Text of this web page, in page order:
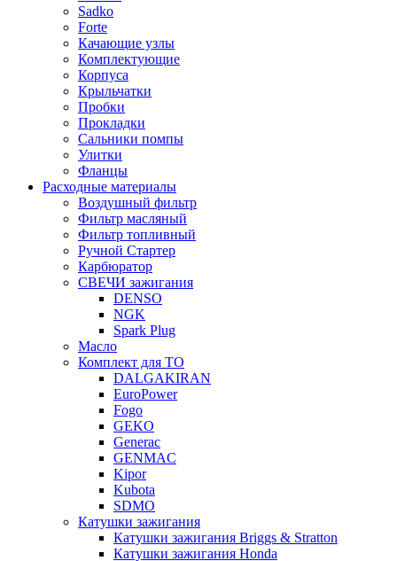
Sadko
Forte
Качающие узлы
Комплектующие
Корпуса
Крыльчатки
Пробки
Прокладки
Сальники помпы
Улитки
Фланцы
Расходные материалы
Воздушный фильтр
Фильтр масляный
Фильтр топливный
Ручной Стартер
Карбюратор
СВЕЧИ зажигания
DENSO
NGK
Spark Plug
Масло
Комплект для ТО
DALGAKIRAN
EuroPower
Fogo
GEKO
Generac
GENMAC
Kipor
Kubota
SDMO
Катушки зажигания
Катушки зажигания Briggs & Stratton
Катушки зажигания Honda